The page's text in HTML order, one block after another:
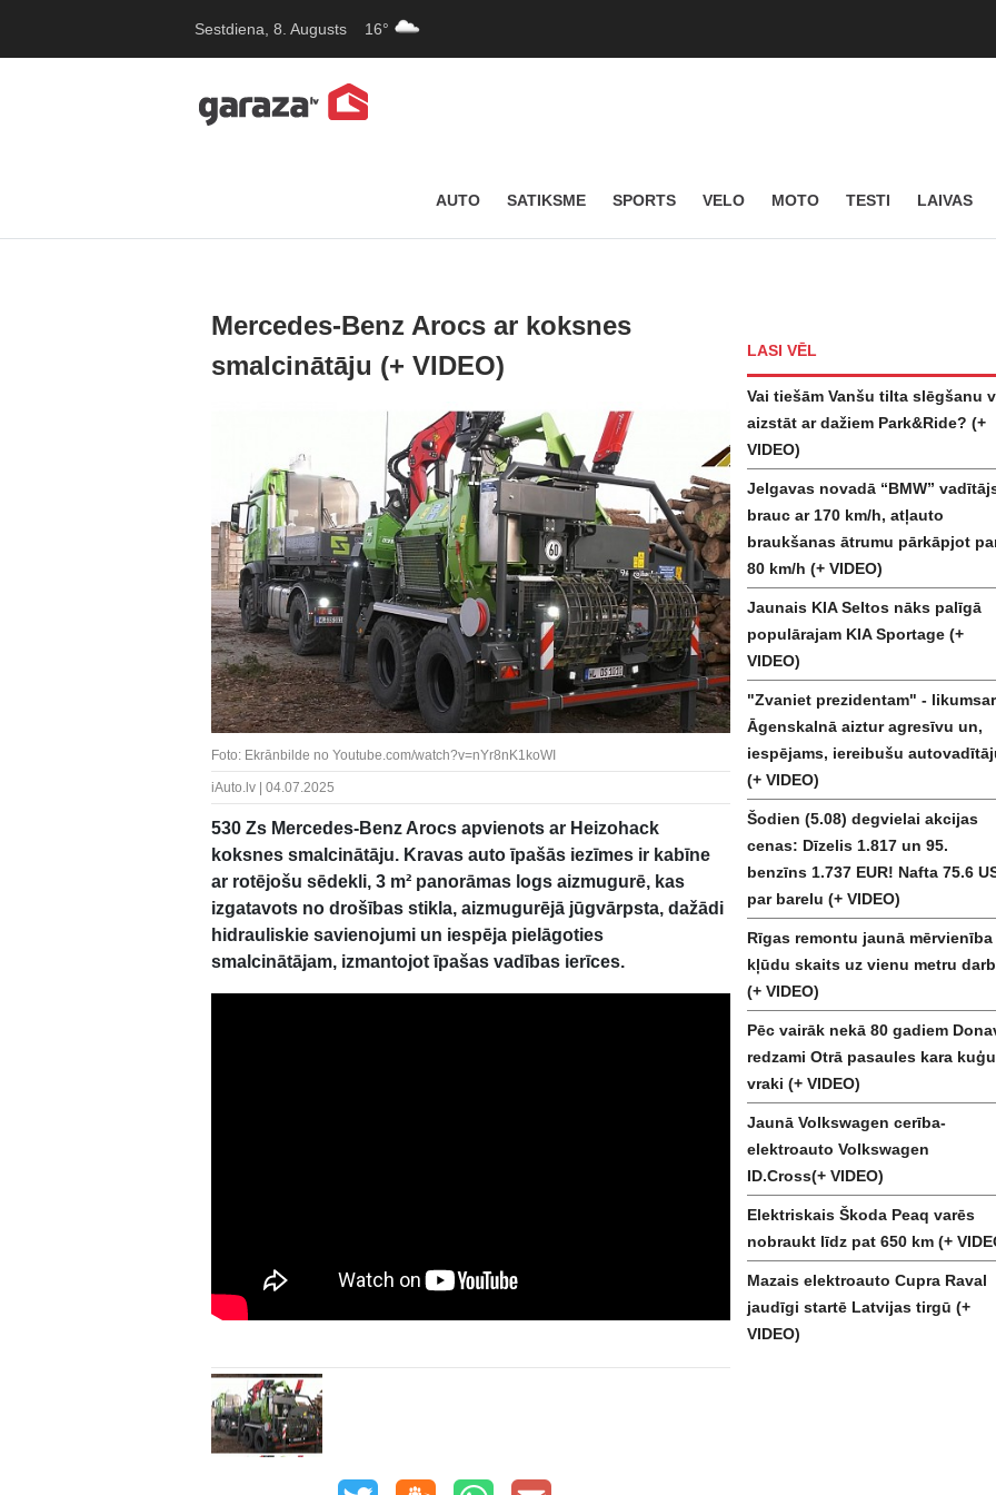
Sestdiena, 8. Augusts 16°
AUTO SATIKSME SPORTS VELO MOTO TESTI LAIVAS
Mercedes-Benz Arocs ar koksnes
smalcinātāju (+ VIDEO)
Foto: Ekrānbilde no Youtube.com/watch?v=nYr8nK1koWI
iAuto.lv | 04.07.2025
530 Zs Mercedes-Benz Arocs apvienots ar Heizohack
koksnes smalcinātāju. Kravas auto īpašās iezīmes ir kabīne
ar rotējošu sēdekli, 3 m² panorāmas logs aizmugurē, kas
izgatavots no drošības stikla, aizmugurējā jūgvārpsta, dažādi
hidrauliskie savienojumi un iespēja pielāgoties
smalcinātājam, izmantojot īpašas vadības ierīces.
LASI VĒL
Vai tiešām Vanšu tilta slēgšanu
aizstāt ar dažiem Park&Ride? (+
VIDEO)
Jelgavas novadā “BMW”
brauc ar 170 km/h, atļauto
braukšanas ātrumu pārkāpjot
80 km/h (+ VIDEO)
Jaunais KIA Seltos nāks palīgā
populārajam KIA Sportage (+
VIDEO)
"Zvaniet prezidentam" -
Āgenskalnā aiztur agresīvu un,
iespējams, iereibušu
(+ VIDEO)
Šodien (5.08) degvielai akcijas
cenas: Dīzelis 1.817 un 95.
benzīns 1.737 EUR! Nafta 75.6
par barelu (+ VIDEO)
Rīgas remontu jaunā mērvienība
kļūdu skaits uz vienu metru
(+ VIDEO)
Pēc vairāk nekā 80 gadiem
redzami Otrā pasaules kara kuģu
vraki (+ VIDEO)
Jaunā Volkswagen cerība-
elektroauto Volkswagen
ID.Cross(+ VIDEO)
Elektriskais Škoda Peaq varēs
nobraukt līdz pat 650 km (+
Mazais elektroauto Cupra Raval
jaudīgi startē Latvijas tirgū (+
VIDEO)